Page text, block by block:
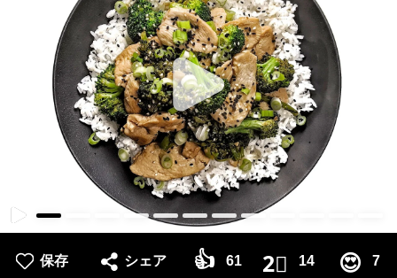
保存 シェア 👍 61 2⃣ 14 😍 7